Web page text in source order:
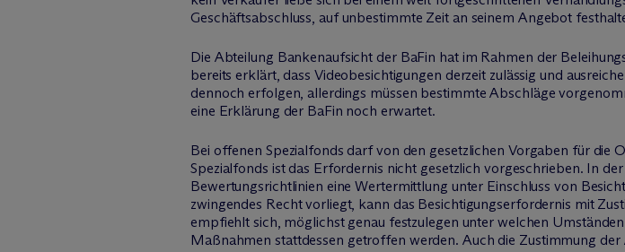
Geschäftsabschluss, auf unbestimmte Zeit an seinem Angebot
Die Abteilung Bankenaufsicht der BaFin hat im Rahmen der
bereits erklärt, dass Videobesichtigungen derzeit zulässig und
dennoch erfolgen, allerdings müssen bestimmte Abschläge
eine Erklärung der BaFin noch erwartet.
Bei offenen Spezialfonds darf von den gesetzlichen Vorgaben für die
Spezialfonds ist das Erfordernis nicht gesetzlich vorgeschrieben. In
Bewertungsrichtlinien eine Wertermittlung unter Einschluss von
zwingendes Recht vorliegt, kann das Besichtigungserfordernis mit
empfiehlt sich, möglichst genau festzulegen unter welchen
Maßnahmen stattdessen getroffen werden. Auch die Zustimmung